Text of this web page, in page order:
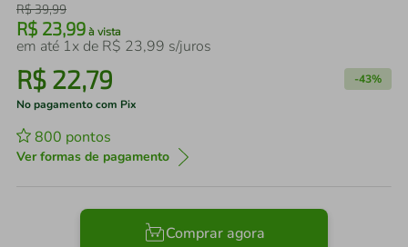
R$39,99
R$ 23,99 à vista
em até 1x de R$ 23,99 s/juros
R$ 22,79 -43%
No pagamento com Pix
800 pontos
Ver formas de pagamento
Comprar agora